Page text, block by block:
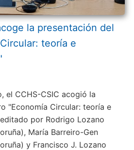
la presentación del
teoría e
el CCHS-CSIC acogió la
"Economía Circular: teoría e
por Rodrigo Lozano
María Barreiro-Gen
y Francisco J. Lozano